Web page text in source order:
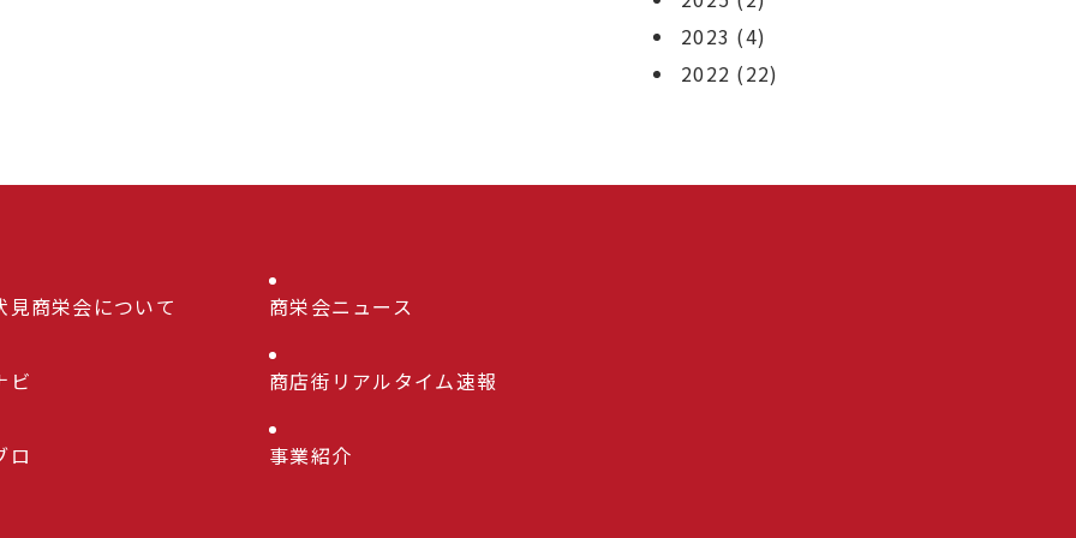
2023 (4)
2022 (22)
見商栄会について 商栄会ニュース
ビ 商店街リアルタイム速報
ロ 事業紹介